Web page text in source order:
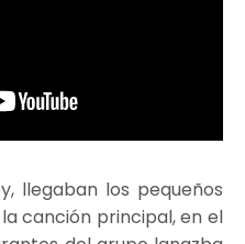
llegaban los pequeños
canción principal, en el